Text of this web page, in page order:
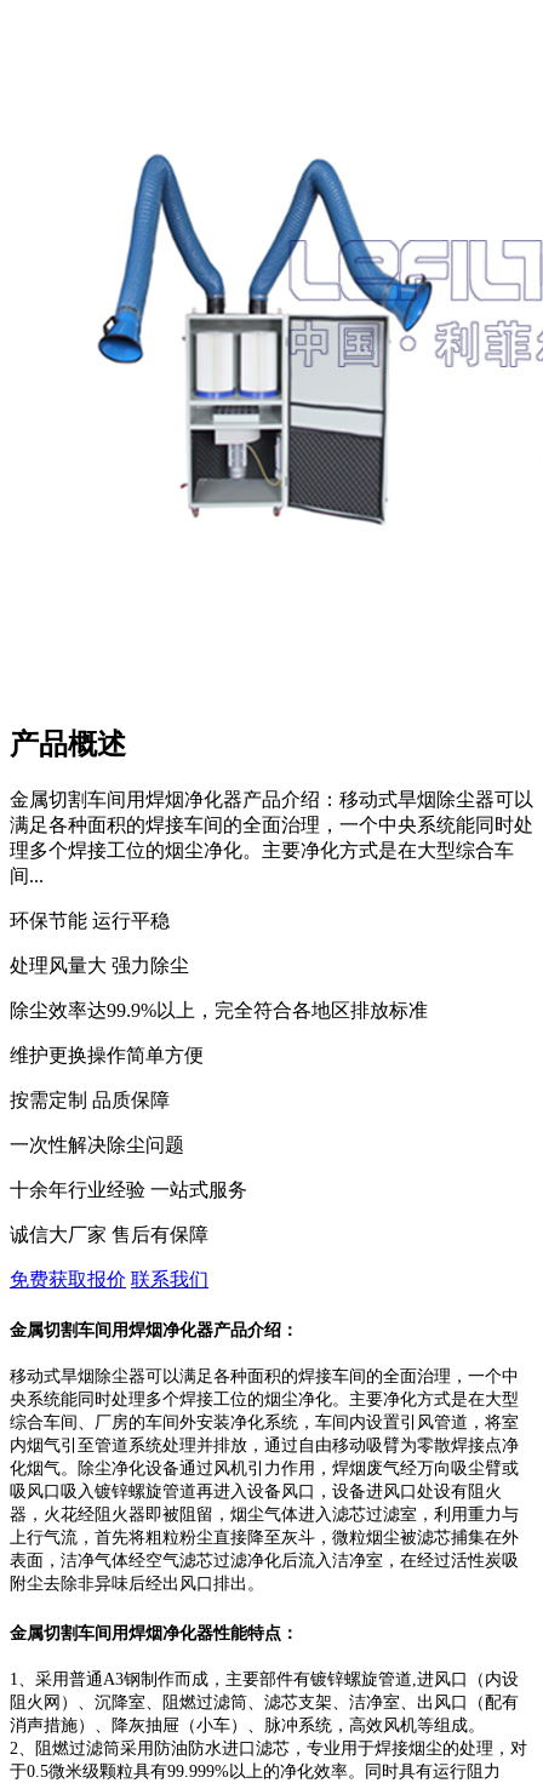
产品概述
金属切割车间用焊烟净化器产品介绍：移动式旱烟除尘器可以
满足各种面积的焊接车间的全面治理，一个中央系统能同时处
理多个焊接工位的烟尘净化。主要净化方式是在大型综合车
间...
环保节能 运行平稳
处理风量大 强力除尘
除尘效率达99.9%以上，完全符合各地区排放标准
维护更换操作简单方便
按需定制 品质保障
一次性解决除尘问题
十余年行业经验 一站式服务
诚信大厂家 售后有保障
免费获取报价 联系我们
金属切割车间用焊烟净化器产品介绍：
移动式旱烟除尘器可以满足各种面积的焊接车间的全面治理，一个中
央系统能同时处理多个焊接工位的烟尘净化。主要净化方式是在大型
综合车间、厂房的车间外安装净化系统，车间内设置引风管道，将室
内烟气引至管道系统处理并排放，通过自由移动吸臂为零散焊接点净
化烟气。除尘净化设备通过风机引力作用，焊烟废气经万向吸尘臂或
吸风口吸入镀锌螺旋管道再进入设备风口，设备进风口处设有阻火
器，火花经阻火器即被阻留，烟尘气体进入滤芯过滤室，利用重力与
上行气流，首先将粗粒粉尘直接降至灰斗，微粒烟尘被滤芯捕集在外
表面，洁净气体经空气滤芯过滤净化后流入洁净室，在经过活性炭吸
附尘去除非异味后经出风口排出。
金属切割车间用焊烟净化器性能特点：
1、采用普通A3钢制作而成，主要部件有镀锌螺旋管道,进风口（内设
阻火网）、沉降室、阻燃过滤筒、滤芯支架、洁净室、出风口（配有
消声措施）、降灰抽屉（小车）、脉冲系统，高效风机等组成。
2、阻燃过滤筒采用防油防水进口滤芯，专业用于焊接烟尘的处理，对
于0.5微米级颗粒具有99.999%以上的净化效率。同时具有运行阻力